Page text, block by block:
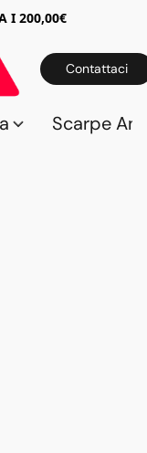
I 200,00€
Contattaci
Scarpe